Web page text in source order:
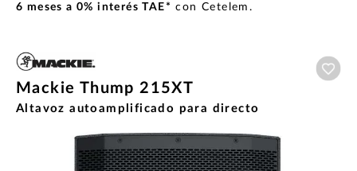
6 meses a 0% interés TAE* con Cetelem.
Mackie Thump 215XT
Altavoz autoamplificado para directo